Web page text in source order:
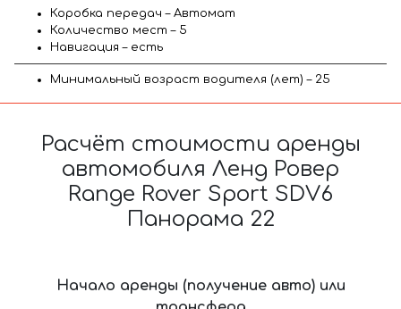
Коробка передач – Автомат
Количество мест – 5
Навигация – есть
Минимальный возраст водителя (лет) – 25
Расчёт стоимости аренды
автомобиля Ленд Ровер
Range Rover Sport SDV6
Панорама 22
Начало аренды (получение авто) или